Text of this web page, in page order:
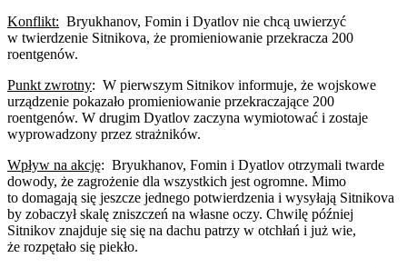
Konflikt: Bryukhanov, Fomin i Dyatlov nie chcą uwierzyć
w twierdzenie Sitnikova, że promieniowanie przekracza 200
roentgenów.
Punkt zwrotny: W pierwszym Sitnikov informuje, że wojskowe
urządzenie pokazało promieniowanie przekraczające 200
roentgenów. W drugim Dyatlov zaczyna wymiotować i zostaje
wyprowadzony przez strażników.
Wpływ na akcję: Bryukhanov, Fomin i Dyatlov otrzymali twarde
dowody, że zagrożenie dla wszystkich jest ogromne. Mimo
to domagają się jeszcze jednego potwierdzenia i wysyłają Sitnikova
by zobaczył skalę zniszczeń na własne oczy. Chwilę później
Sitnikov znajduje się się na dachu patrzy w otchłań i już wie,
że rozpętało się piekło.